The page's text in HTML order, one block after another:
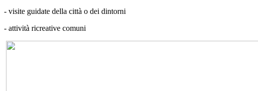
- visite guidate della città o dei dintorni
- attività ricreative comuni